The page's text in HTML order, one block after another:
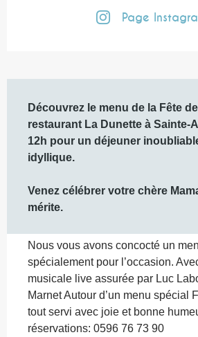
Page
Découvrez le menu de la Fête
restaurant La Dunette à Sainte-
12h pour un déjeuner
idyllique.
Venez célébrer votre chère
mérite.
Nous vous avons concocté un
spécialement pour l’occasion.
musicale live assurée par Luc
Marnet Autour d’un menu spécial
tout servi avec joie et bonne
réservations: 0596 76 73 90